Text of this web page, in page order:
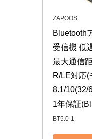
ZAPOOS
Bluetooth
受信機 低
最大通信
R/LE対応
8.1/10(32/
1年保証
BT5.0-1